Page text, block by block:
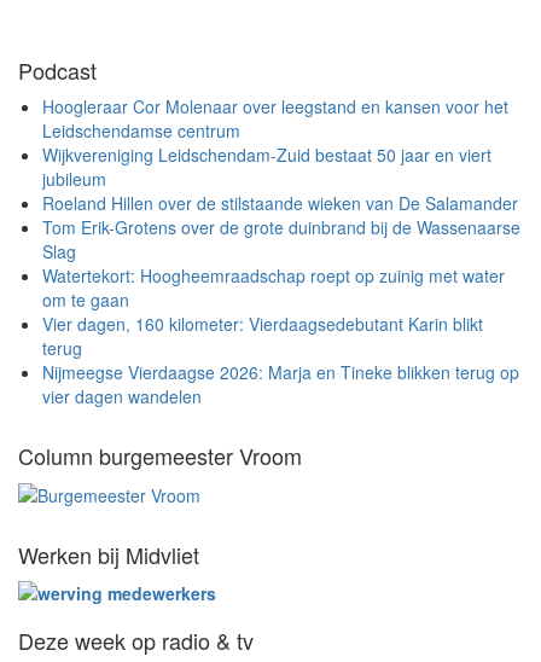
Podcast
Hoogleraar Cor Molenaar over leegstand en kansen voor het
Leidschendamse centrum
Wijkvereniging Leidschendam-Zuid bestaat 50 jaar en viert
jubileum
Roeland Hillen over de stilstaande wieken van De Salamander
Tom Erik-Grotens over de grote duinbrand bij de Wassenaarse
Slag
Watertekort: Hoogheemraadschap roept op zuinig met water
om te gaan
Vier dagen, 160 kilometer: Vierdaagsedebutant Karin blikt
terug
Nijmeegse Vierdaagse 2026: Marja en Tineke blikken terug op
vier dagen wandelen
Column burgemeester Vroom
Werken bij Midvliet
Deze week op radio & tv